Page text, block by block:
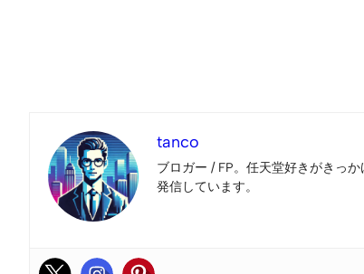
tanco
ブロガー / FP。任天堂好きがきっ
発信しています。